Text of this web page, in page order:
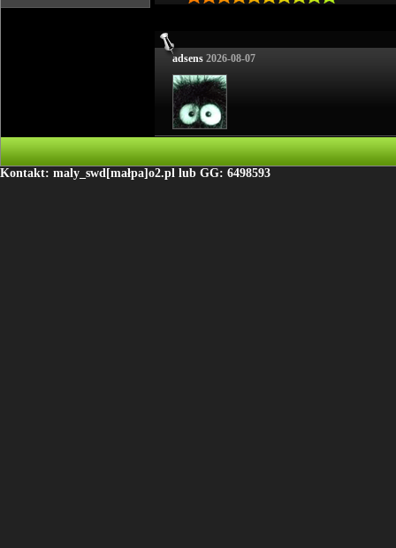
adsens 2026-08-07
Kontakt: maly_swd[małpa]o2.pl lub GG: 6498593